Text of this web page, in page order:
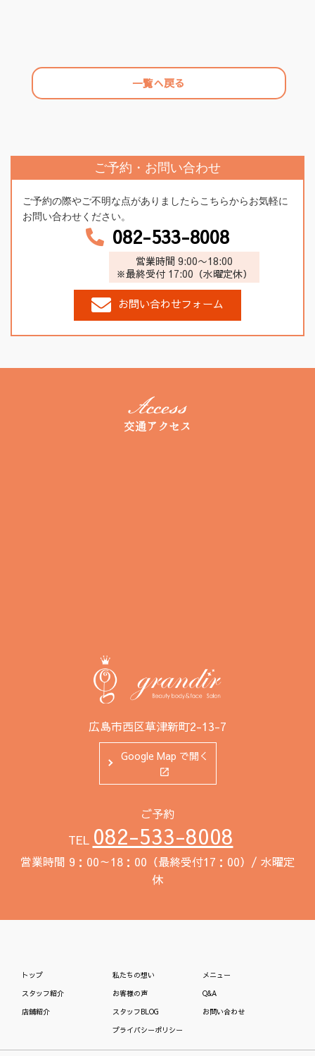
一覧へ戻る
ご予約・お問い合わせ
ご予約の際やご不明な点がありましたらこちらからお気軽に
お問い合わせください。
082-533-8008
営業時間 9:00〜18:00
※最終受付 17:00（水曜定休）
お問い合わせフォーム
交通アクセス
広島市西区草津新町2-13-7
Google Map で開く
ご予約
TEL 082-533-8008
営業時間 9：00～18：00（最終受付17：00）/ 水曜定
休
トップ 私たちの想い
メニュー
スタッフ紹介
お客様の声
Q&A
店舗紹介
スタッフBLOG
お問い合わせ
プライバシーポリシー